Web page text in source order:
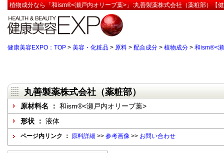
植物成分なら「和ism®<瀬戸内オリーブ葉>」:丸善製薬株式会社（薬粧部）【
健康美容EXPO：TOP > 美容・化粧品 > 原料 > 配合成分 > 植物成分 > 和ism®<
丸善製薬株式会社（薬粧部）
原材料名 ： 和ism®<瀬戸内オリーブ葉>
形状 ： 液体
ページ内リンク ： 原料詳細 >> 参考画像 >> お問い合わせ